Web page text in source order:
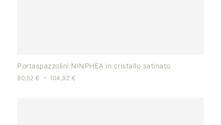
Portaspazzolini NINPHEA in cristallo satinato
80,52 € - 104,92 €